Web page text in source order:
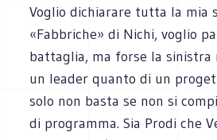
Voglio dichiarare tutta la mia
«Fabbriche» di Nichi, voglio
battaglia, ma forse la sinistra
un leader quanto di un
solo non basta se non si
di programma. Sia Prodi che